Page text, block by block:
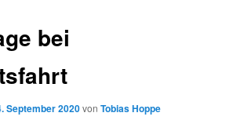
bei
September 2020vonTobias Hoppe